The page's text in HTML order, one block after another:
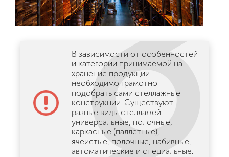
В зависимости от особенностей
и категории принимаемой на
хранение продукции
необходимо грамотно
подобрать сами стеллажные
конструкции. Существуют
разные виды стеллажей:
универсальные, полочные,
каркасные (паллетные),
ячеистые, полочные, набивные,
автоматические и специальные.